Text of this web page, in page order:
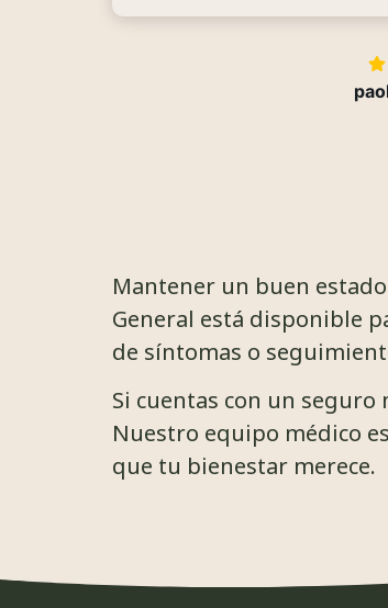
Mantener un buen
General está disponible
de síntomas o
Si cuentas con un
Nuestro equipo médico
que tu bienestar merece.